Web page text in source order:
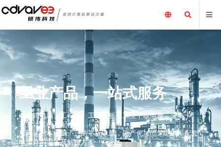
工业产品，一站式服务
嵌入式电脑、工控机、工业主板、工业平板电脑、采集卡、
工业计算机及配件、
加固笔记本电脑、三防平板电脑，国产化加固笔记本，配套
电源外围设备及解决方案